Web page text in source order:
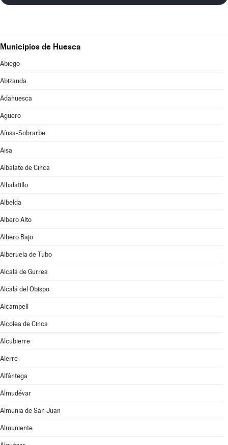
Municipios de Huesca
Abiego
Abizanda
Adahuesca
Agüero
Aínsa-Sobrarbe
Aisa
Albalate de Cinca
Albalatillo
Albelda
Albero Alto
Albero Bajo
Alberuela de Tubo
Alcalá de Gurrea
Alcalá del Obispo
Alcampell
Alcolea de Cinca
Alcubierre
Alerre
Alfántega
Almudévar
Almunia de San Juan
Almuniente